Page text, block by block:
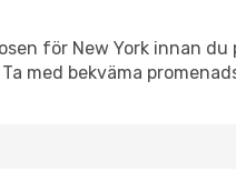
för New York innan
med bekväma